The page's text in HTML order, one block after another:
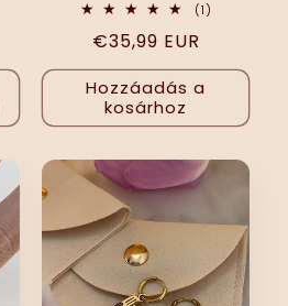
(1)
Normál
ár
€35,99 EUR
Hozzáadás a
kosárhoz